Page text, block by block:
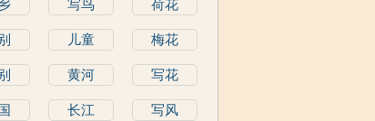
写鸟 荷花
儿童 梅花
黄河 写花
长江 写风